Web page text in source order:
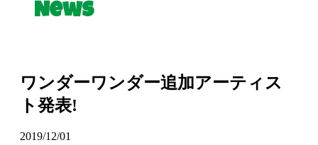
News
ワンダーワンダー追加アーティス
ト発表!
2019/12/01